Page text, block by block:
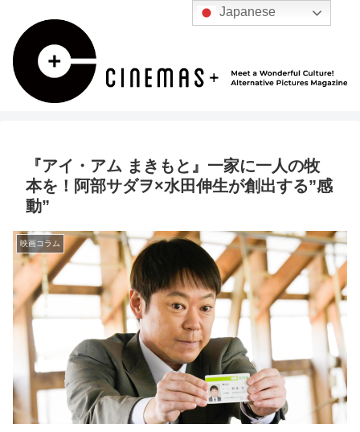
『アイ・アム まきもと』一家に一人の牧
本を！阿部サダヲ×水田伸生が創出する”感
動”
映画コラム
Japanese